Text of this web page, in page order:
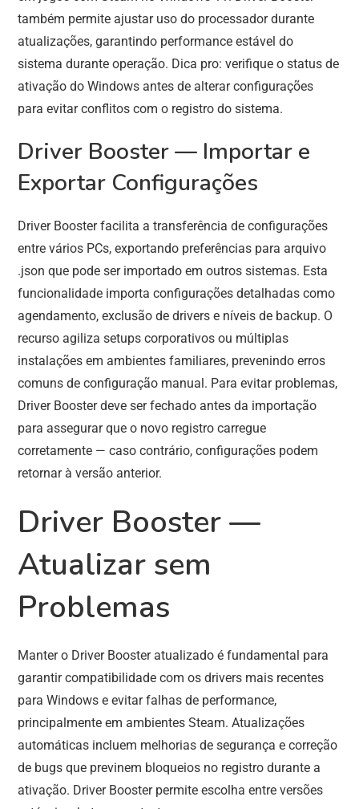
também permite ajustar uso do processador durante
atualizações, garantindo performance estável do
sistema durante operação. Dica pro: verifique o status de
ativação do Windows antes de alterar configurações
para evitar conflitos com o registro do sistema.
Driver Booster — Importar e
Exportar Configurações
Driver Booster facilita a transferência de configurações
entre vários PCs, exportando preferências para arquivo
.json que pode ser importado em outros sistemas. Esta
funcionalidade importa configurações detalhadas como
agendamento, exclusão de drivers e níveis de backup. O
recurso agiliza setups corporativos ou múltiplas
instalações em ambientes familiares, prevenindo erros
comuns de configuração manual. Para evitar problemas,
Driver Booster deve ser fechado antes da importação
para assegurar que o novo registro carregue
corretamente — caso contrário, configurações podem
retornar à versão anterior.
Driver Booster —
Atualizar sem
Problemas
Manter o Driver Booster atualizado é fundamental para
garantir compatibilidade com os drivers mais recentes
para Windows e evitar falhas de performance,
principalmente em ambientes Steam. Atualizações
automáticas incluem melhorias de segurança e correção
de bugs que previnem bloqueios no registro durante a
ativação. Driver Booster permite escolha entre versões